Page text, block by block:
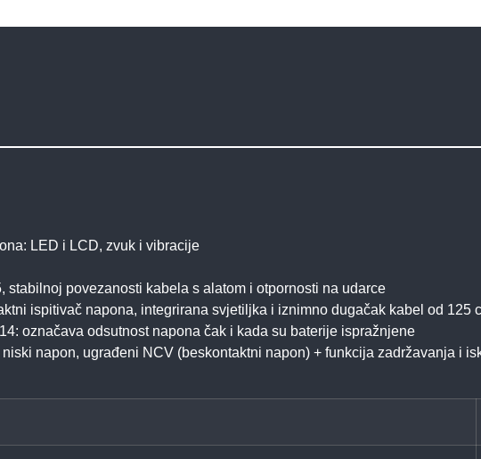
LED i LCD, zvuk i vibracije
stabilnoj povezanosti kabela s alatom i otpornosti na udarce
ispitivač napona, integrirana svjetiljka i iznimno dugačak kabel od 125
označava odsutnost napona čak i kada su baterije ispražnjene
napon, ugrađeni NCV (beskontaktni napon) + funkcija zadržavanja i